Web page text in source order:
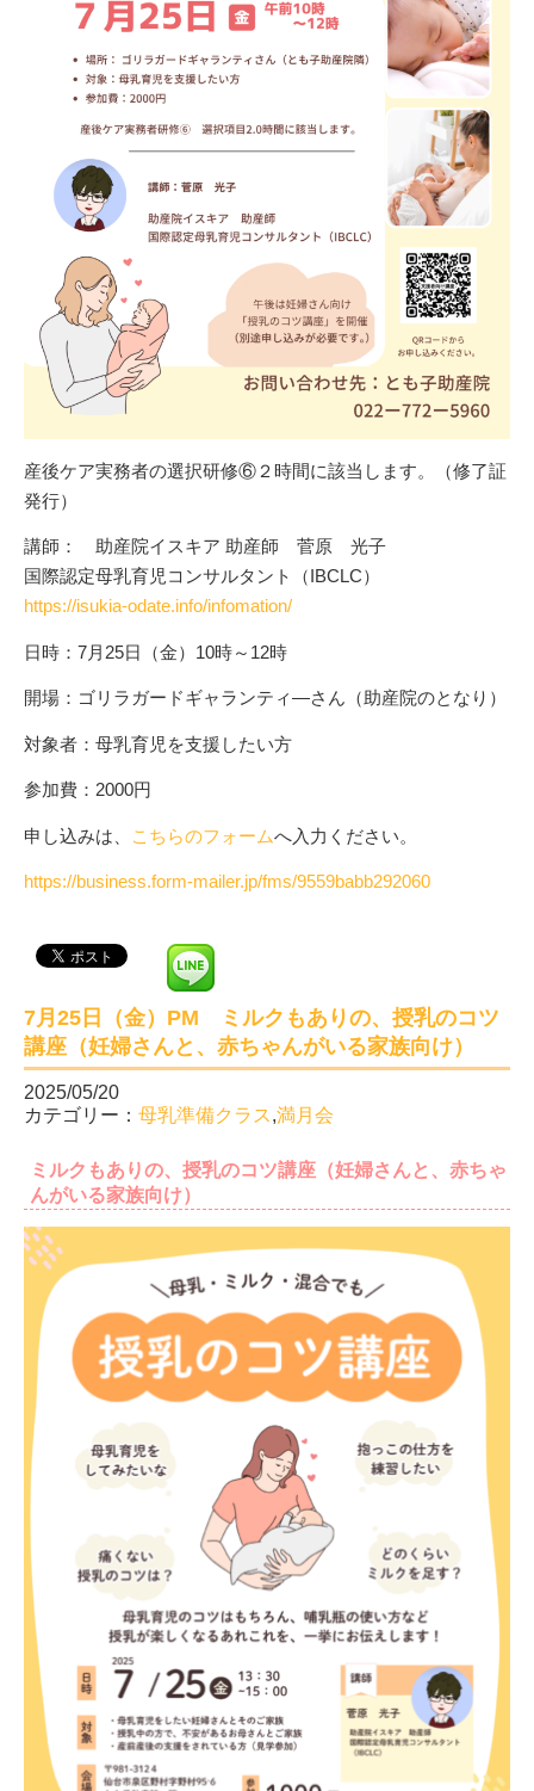
産後ケア実務者の選択研修⑥２時間に該当します。（修了証
発行）
講師： 助産院イスキア 助産師 菅原 光子
国際認定母乳育児コンサルタント（IBCLC）
https://isukia-odate.info/infomation/
日時：7月25日（金）10時～12時
開場：ゴリラガードギャランティ―さん（助産院のとなり）
対象者：母乳育児を支援したい方
参加費：2000円
申し込みは、 こちらのフォームへ入力ください。
https://business.form-mailer.jp/fms/9559babb292060
7月25日（金）PM ミルクもありの、授乳のコツ
講座（妊婦さんと、赤ちゃんがいる家族向け）
2025/05/20
カテゴリー： 母乳準備クラス,満月会
ミルクもありの、授乳のコツ講座（妊婦さんと、赤ちゃ
んがいる家族向け）